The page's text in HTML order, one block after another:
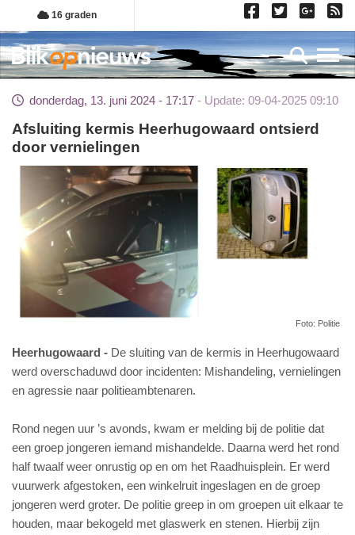
Overslaan
en
naar
de
gaan
16 graden
donderdag, 13. juni 2024 - 17:17 Update: 09-04-2025 09:10
Afsluiting kermis Heerhugowaard ontsierd
door vernielingen
Foto: Politie
Heerhugowaard
De sluiting van de kermis in Heerhugowaard
werd overschaduwd door incidenten: Mishandeling, vernielingen
en agressie naar politieambtenaren.
Rond negen uur ’s avonds, kwam er melding bij de politie dat
een groep jongeren iemand mishandelde. Daarna werd het rond
half twaalf weer onrustig op en om het Raadhuisplein. Er werd
vuurwerk afgestoken, een winkelruit ingeslagen en de groep
jongeren werd groter. De politie greep in om groepen uit elkaar te
houden, maar bekogeld met glaswerk en stenen. Hierbij zijn